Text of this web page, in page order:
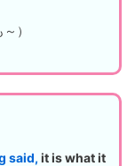
）
said, it is what it